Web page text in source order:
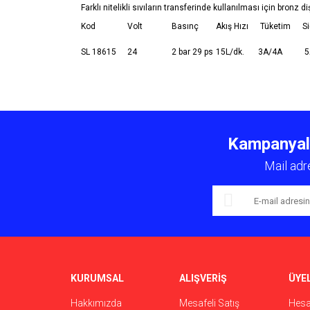
Farklı nitelikli sıvıların transferinde kullanılması için bronz
Kod
Volt Basınç Akış Hızı Tüketim
SL 18615 24 2 bar 29 ps 15L/dk. 3A/4A
Ürün resmi kalitesiz, bozuk veya görüntülenemiyor.
Mail
KURUMSAL
Hakkımızda
ALIŞVERİŞ
Mesafeli Satış